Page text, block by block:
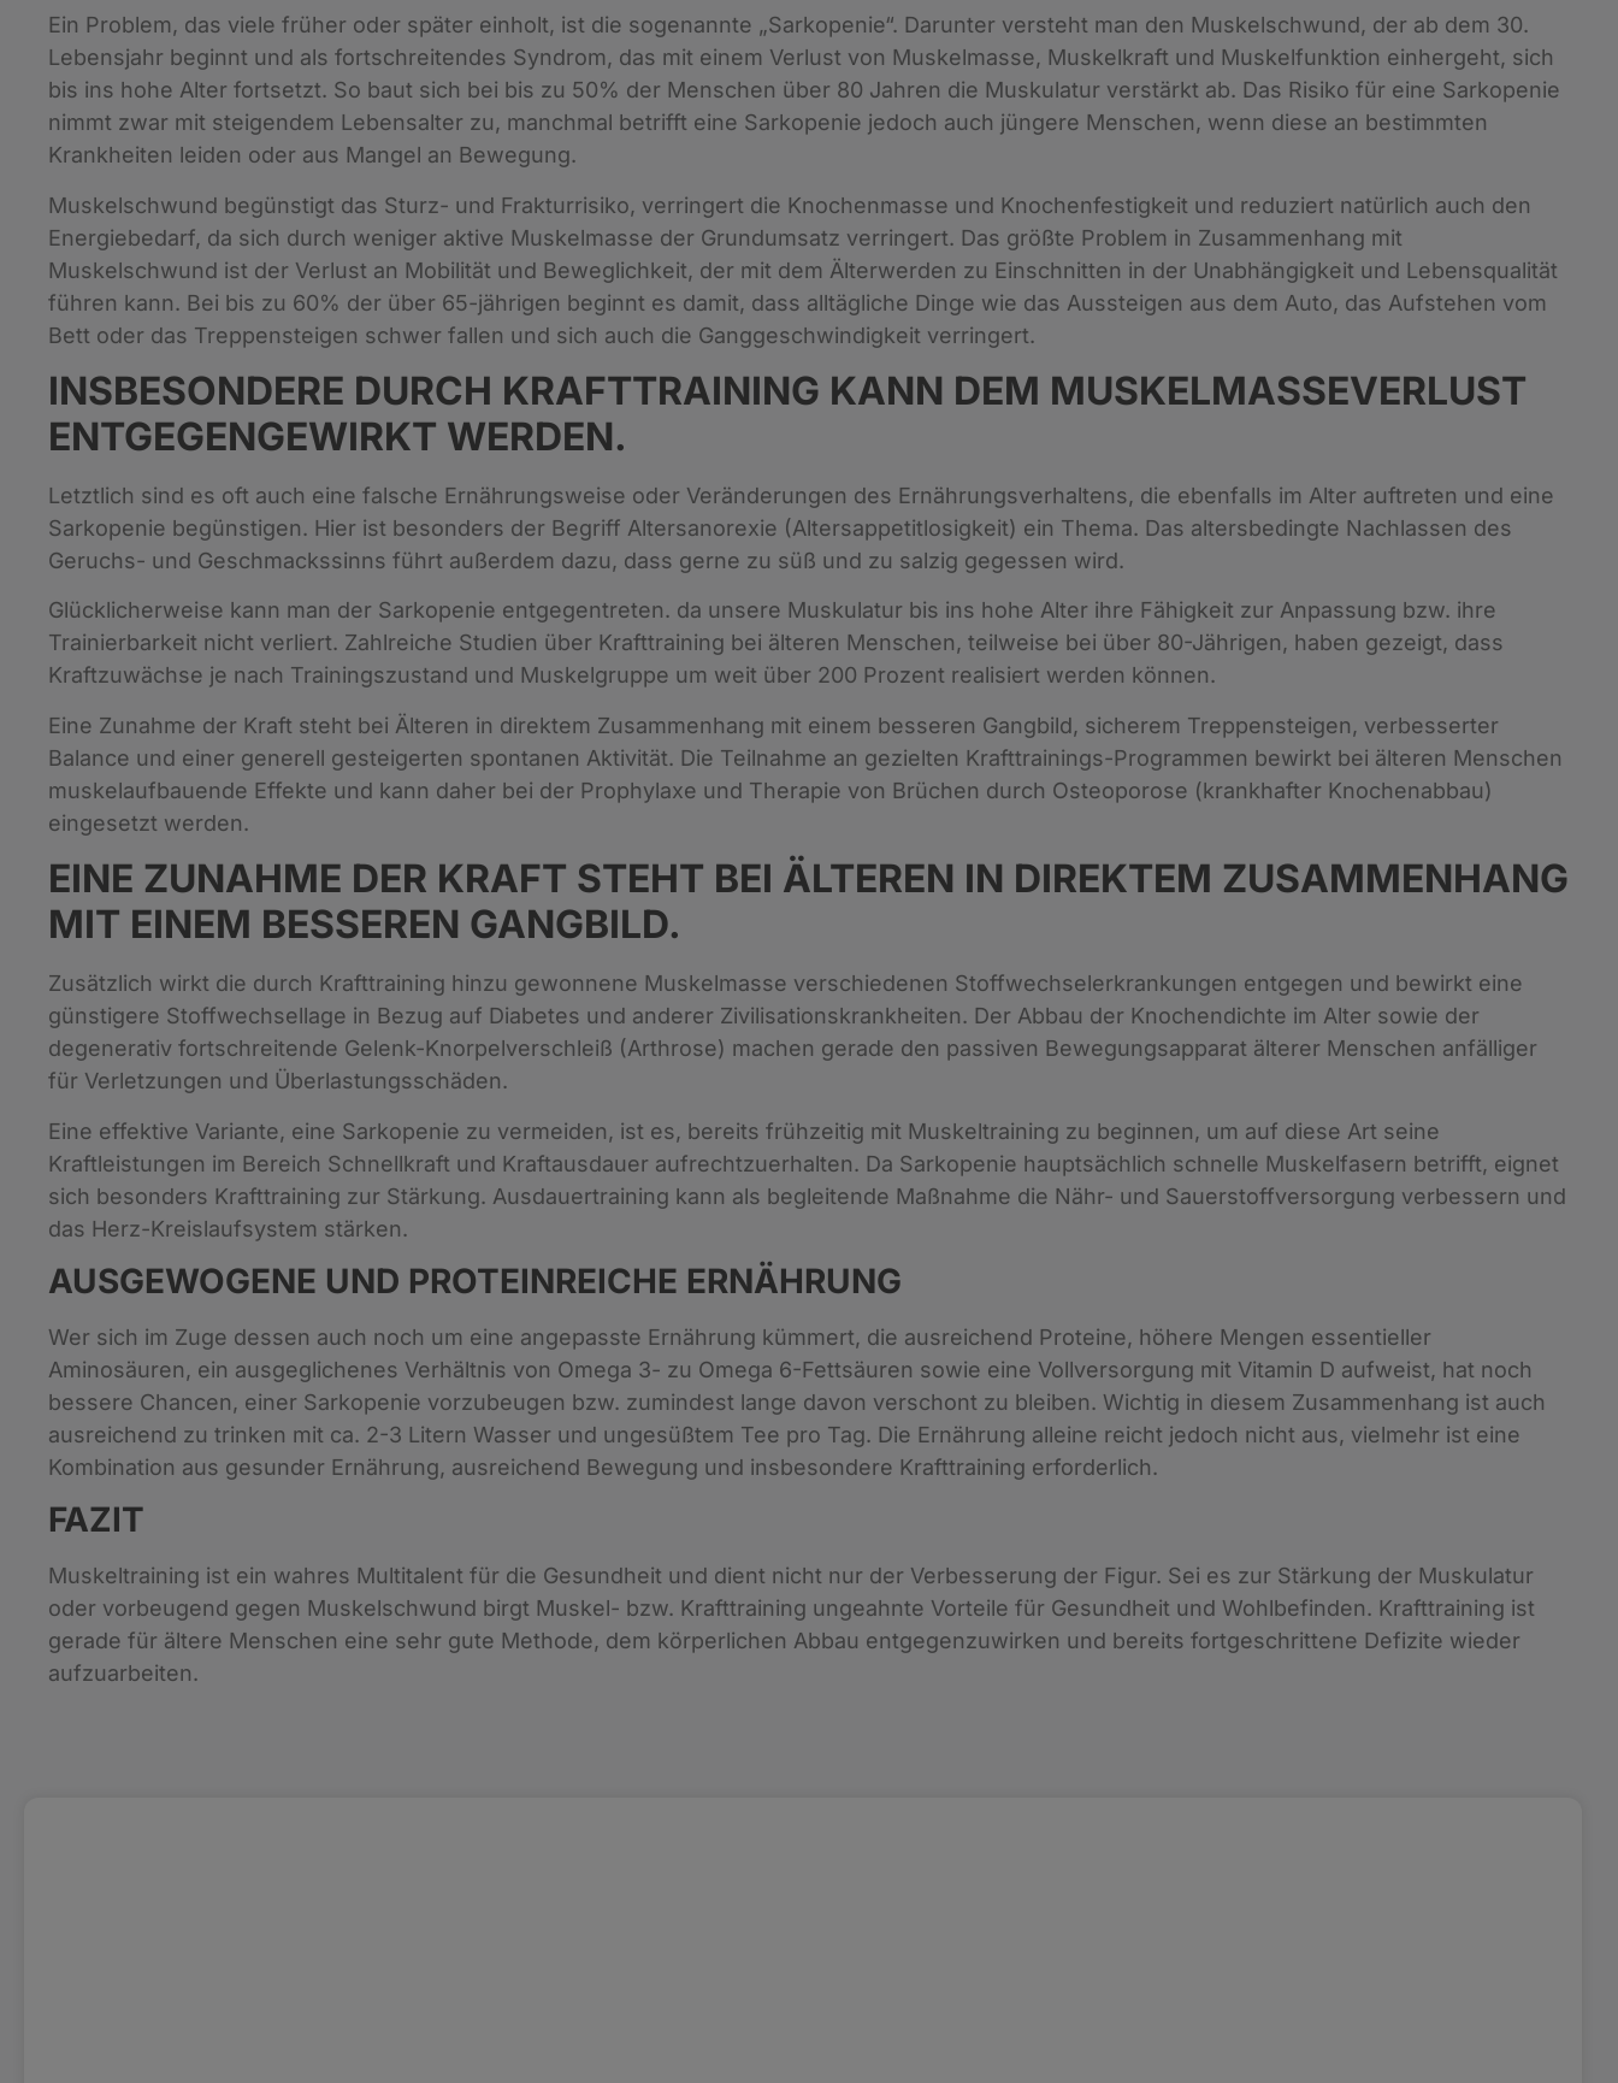
Ein Problem, das viele früher oder später einholt, ist die sogenannte „Sarkopenie“. Darunter versteht man den Muskelschwund, der ab dem 30.
Lebensjahr beginnt und als fortschreitendes Syndrom, das mit einem Verlust von Muskelmasse, Muskelkraft und Muskelfunktion einhergeht, sich
bis ins hohe Alter fortsetzt. So baut sich bei bis zu 50% der Menschen über 80 Jahren die Muskulatur verstärkt ab. Das Risiko für eine Sarkopenie
nimmt zwar mit steigendem Lebensalter zu, manchmal betrifft eine Sarkopenie jedoch auch jüngere Menschen, wenn diese an bestimmten
Krankheiten leiden oder aus Mangel an Bewegung.
Muskelschwund begünstigt das Sturz- und Frakturrisiko, verringert die Knochenmasse und Knochenfestigkeit und reduziert natürlich auch den
Energiebedarf, da sich durch weniger aktive Muskelmasse der Grundumsatz verringert. Das größte Problem in Zusammenhang mit
Muskelschwund ist der Verlust an Mobilität und Beweglichkeit, der mit dem Älterwerden zu Einschnitten in der Unabhängigkeit und Lebensqualität
führen kann. Bei bis zu 60% der über 65-jährigen beginnt es damit, dass alltägliche Dinge wie das Aussteigen aus dem Auto, das Aufstehen vom
Bett oder das Treppensteigen schwer fallen und sich auch die Ganggeschwindigkeit verringert.
INSBESONDERE DURCH KRAFTTRAINING KANN DEM MUSKELMASSEVERLUST
ENTGEGENGEWIRKT WERDEN.
Letztlich sind es oft auch eine falsche Ernährungsweise oder Veränderungen des Ernährungsverhaltens, die ebenfalls im Alter auftreten und eine
Sarkopenie begünstigen. Hier ist besonders der Begriff Altersanorexie (Altersappetitlosigkeit) ein Thema. Das altersbedingte Nachlassen des
Geruchs- und Geschmackssinns führt außerdem dazu, dass gerne zu süß und zu salzig gegessen wird.
Glücklicherweise kann man der Sarkopenie entgegentreten. da unsere Muskulatur bis ins hohe Alter ihre Fähigkeit zur Anpassung bzw. ihre
Trainierbarkeit nicht verliert. Zahlreiche Studien über Krafttraining bei älteren Menschen, teilweise bei über 80-Jährigen, haben gezeigt, dass
Kraftzuwächse je nach Trainingszustand und Muskelgruppe um weit über 200 Prozent realisiert werden können.
Eine Zunahme der Kraft steht bei Älteren in direktem Zusammenhang mit einem besseren Gangbild, sicherem Treppensteigen, verbesserter
Balance und einer generell gesteigerten spontanen Aktivität. Die Teilnahme an gezielten Krafttrainings-Programmen bewirkt bei älteren Menschen
muskelaufbauende Effekte und kann daher bei der Prophylaxe und Therapie von Brüchen durch Osteoporose (krankhafter Knochenabbau)
eingesetzt werden.
EINE ZUNAHME DER KRAFT STEHT BEI ÄLTEREN IN DIREKTEM ZUSAMMENHANG
MIT EINEM BESSEREN GANGBILD.
Zusätzlich wirkt die durch Krafttraining hinzu gewonnene Muskelmasse verschiedenen Stoffwechselerkrankungen entgegen und bewirkt eine
günstigere Stoffwechsellage in Bezug auf Diabetes und anderer Zivilisationskrankheiten. Der Abbau der Knochendichte im Alter sowie der
degenerativ fortschreitende Gelenk-Knorpelverschleiß (Arthrose) machen gerade den passiven Bewegungsapparat älterer Menschen anfälliger
für Verletzungen und Überlastungsschäden.
Eine effektive Variante, eine Sarkopenie zu vermeiden, ist es, bereits frühzeitig mit Muskeltraining zu beginnen, um auf diese Art seine
Kraftleistungen im Bereich Schnellkraft und Kraftausdauer aufrechtzuerhalten. Da Sarkopenie hauptsächlich schnelle Muskelfasern betrifft, eignet
sich besonders Krafttraining zur Stärkung. Ausdauertraining kann als begleitende Maßnahme die Nähr- und Sauerstoffversorgung verbessern und
das Herz-Kreislaufsystem stärken.
AUSGEWOGENE UND PROTEINREICHE ERNÄHRUNG
Wer sich im Zuge dessen auch noch um eine angepasste Ernährung kümmert, die ausreichend Proteine, höhere Mengen essentieller
Aminosäuren, ein ausgeglichenes Verhältnis von Omega 3- zu Omega 6-Fettsäuren sowie eine Vollversorgung mit Vitamin D aufweist, hat noch
bessere Chancen, einer Sarkopenie vorzubeugen bzw. zumindest lange davon verschont zu bleiben. Wichtig in diesem Zusammenhang ist auch
ausreichend zu trinken mit ca. 2-3 Litern Wasser und ungesüßtem Tee pro Tag. Die Ernährung alleine reicht jedoch nicht aus, vielmehr ist eine
Kombination aus gesunder Ernährung, ausreichend Bewegung und insbesondere Krafttraining erforderlich.
FAZIT
Muskeltraining ist ein wahres Multitalent für die Gesundheit und dient nicht nur der Verbesserung der Figur. Sei es zur Stärkung der Muskulatur
oder vorbeugend gegen Muskelschwund birgt Muskel- bzw. Krafttraining ungeahnte Vorteile für Gesundheit und Wohlbefinden. Krafttraining ist
gerade für ältere Menschen eine sehr gute Methode, dem körperlichen Abbau entgegenzuwirken und bereits fortgeschrittene Defizite wieder
aufzuarbeiten.